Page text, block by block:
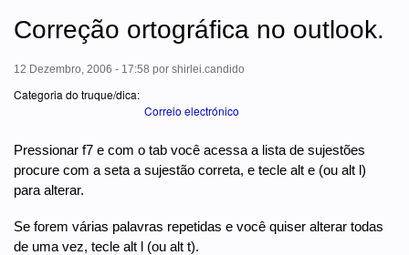
Correção ortográfica no outlook.
12 Dezembro, 2006 - 17:58 por shirlei.candido
Categoria do truque/dica:
Correio electrónico
Pressionar f7 e com o tab você acessa a lista de sujestões
procure com a seta a sujestão correta, e tecle alt e (ou alt l)
para alterar.
Se forem várias palavras repetidas e você quiser alterar todas
de uma vez, tecle alt l (ou alt t).